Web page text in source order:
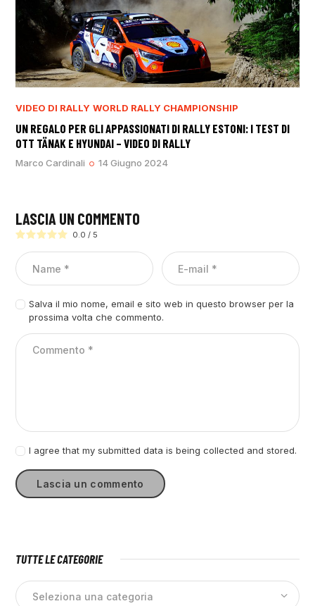
VIDEO DI RALLY WORLD RALLY CHAMPIONSHIP
UN REGALO PER GLI APPASSIONATI DI RALLY ESTONI: I TEST DI
OTT TÄNAK E HYUNDAI – VIDEO DI RALLY
Marco Cardinali 14 Giugno 2024
LASCIA UN COMMENTO
0.0 / 5
Salva il mio nome, email e sito web in questo browser per la
prossima volta che commento.
I agree that my submitted data is being collected and stored.
TUTTE LE CATEGORIE